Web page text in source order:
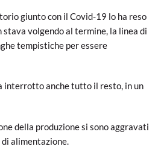
giunto con il Covid-19 lo ha reso
stava volgendo al termine, la linea di
tempistiche per essere
interrotto anche tutto il resto, in un
della produzione si sono aggravati
alimentazione.